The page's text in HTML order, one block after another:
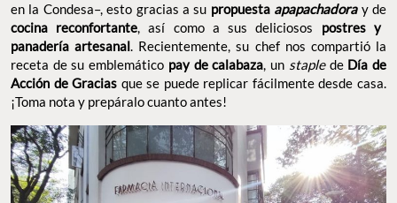
en la Condesa–, esto gracias a su propuesta apapachadora y de
cocina reconfortante, así como a sus deliciosos postres y
panadería artesanal. Recientemente, su chef nos compartió la
receta de su emblemático pay de calabaza, un staple de Día de
Acción de Gracias que se puede replicar fácilmente desde casa.
¡Toma nota y prepáralo cuanto antes!